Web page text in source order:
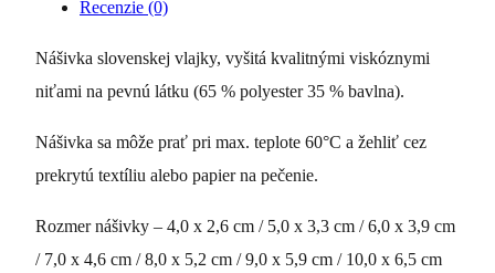
Recenzie (0)
Nášivka slovenskej vlajky, vyšitá kvalitnými viskóznymi
niťami na pevnú látku (65 % polyester 35 % bavlna).
Nášivka sa môže prať pri max. teplote 60°C a žehliť cez
prekrytú textíliu alebo papier na pečenie.
Rozmer nášivky – 4,0 x 2,6 cm / 5,0 x 3,3 cm / 6,0 x 3,9 cm
/ 7,0 x 4,6 cm / 8,0 x 5,2 cm / 9,0 x 5,9 cm / 10,0 x 6,5 cm